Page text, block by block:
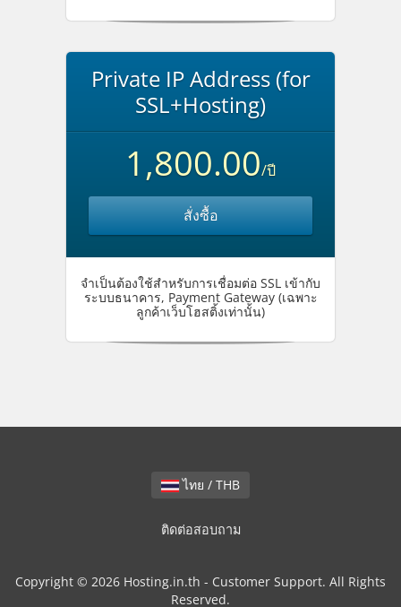
Private IP Address (for
SSL+Hosting)
1,800.00/ปี
สั่งซื้อ
จำเป็นต้องใช้สำหรับการเชื่อมต่อ SSL เข้ากับ
ระบบธนาคาร, Payment Gateway (เฉพาะ
ลูกค้าเว็บโฮสติ้งเท่านั้น)
ไทย / THB
ติดต่อสอบถาม
Copyright © 2026 Hosting.in.th - Customer Support. All Rights
Reserved.